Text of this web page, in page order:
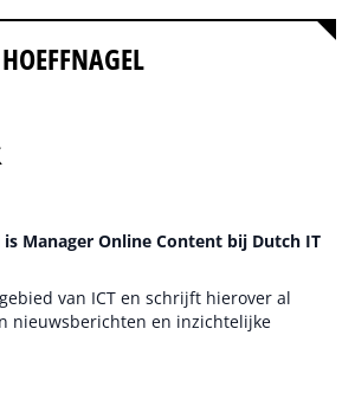
Manager Online Content bij Dutch IT
van ICT en schrijft hierover al
nieuwsberichten en inzichtelijke